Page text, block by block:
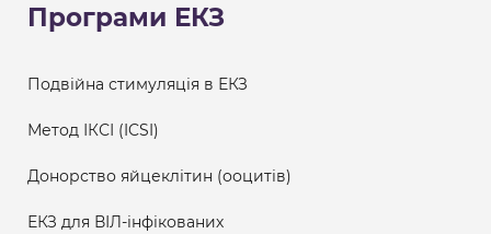
Програми ЕКЗ
Подвійна стимуляція в ЕКЗ
Метод ІКСІ (ICSI)
Донорство яйцеклітин (ооцитів)
ЕКЗ для ВІЛ-інфікованих